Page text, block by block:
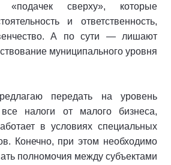
«подачек сверху», которые
и ответственность,
А по сути — лишают
муниципального уровня
передать на уровень
все налоги от малого бизнеса,
в условиях специальных
Конечно, при этом необходимо
полномочия между субъектами